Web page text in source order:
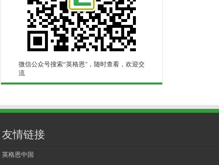
微信公众号搜索“英格恩"，随时查看，欢迎交
流
友情链接
英格恩中国